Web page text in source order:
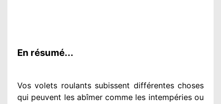
En résumé...
Vos volets roulants subissent différenteschoses
qui peuvent les abîmercomme les intempéries ou